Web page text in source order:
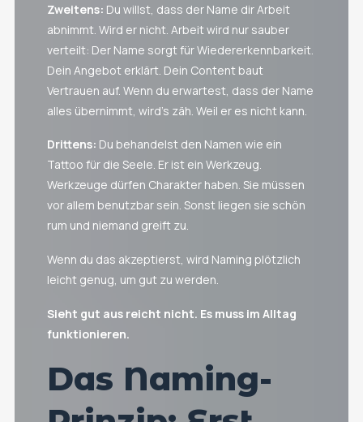
Zweitens: Du willst, dass der Name dir Arbeit
abnimmt. Wird er nicht. Arbeit wird nur sauber
verteilt: Der Name sorgt für Wiedererkennbarkeit.
Dein Angebot erklärt. Dein Content baut
Vertrauen auf. Wenn du erwartest, dass der Name
alles übernimmt, wird’s zäh. Weil er es nicht kann.
Drittens: Du behandelst den Namen wie ein
Tattoo für die Seele. Er ist ein Werkzeug.
Werkzeuge dürfen Charakter haben. Sie müssen
vor allem benutzbar sein. Sonst liegen sie schön
rum und niemand greift zu.
Wenn du das akzeptierst, wird Naming plötzlich
leicht genug, um gut zu werden.
Sieht gut aus reicht nicht. Es muss im Alltag
funktionieren.
Das Naming-